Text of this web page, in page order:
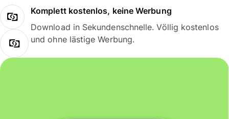
Komplett kostenlos, keine Werbung
Download in Sekundenschnelle. Völlig kostenlos
und ohne lästige Werbung.